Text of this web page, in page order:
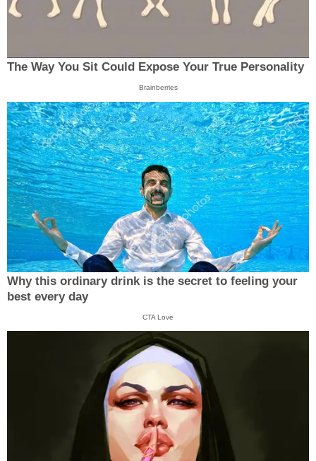
The Way You Sit Could Expose Your True Personality
Brainberries
Why this ordinary drink is the secret to feeling your
best every day
CTA Love